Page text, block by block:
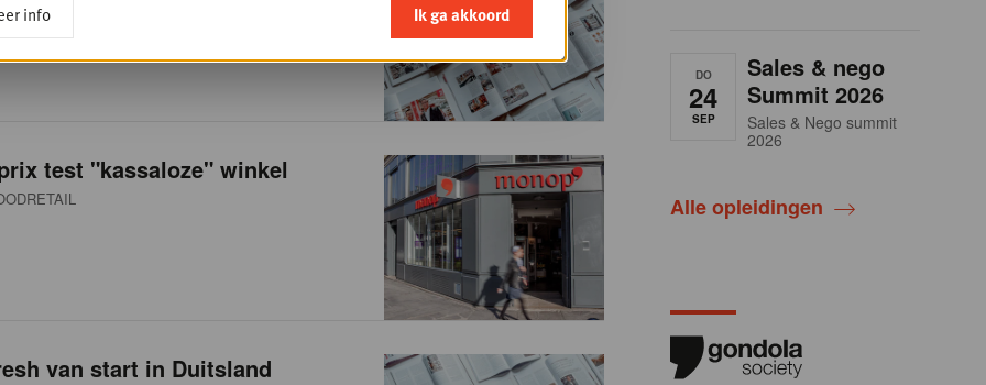
test "kassaloze" winkel
van start in Duitsland
DO
24
SEP
Sales & nego
Summit 2026
Sales & Nego summit
2026
Alle opleidingen
info Ik ga akkoord